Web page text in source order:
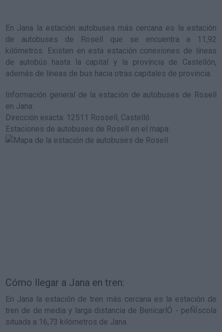
En Jana la estación autobuses más cercana es la estación
de autobuses de Rosell que se encuentra a 11,92
kilómetros. Existen en esta estación conexiones de líneas
de autobús hasta la capital y la provincia de Castellón,
además de líneas de bus hacia otras capitales de provincia.
Información general de la estación de autobuses de Rosell
en Jana:
Dirección exacta: 12511 Rossell, Castelló
Estaciones de autobuses de Rosell en el mapa:
Cómo llegar a Jana en tren:
En Jana la estación de tren más cercana es la estación de
tren de de media y larga distancia de BenicarlÓ - peÑÍscola
situada a 16,73 kilómetros de Jana.